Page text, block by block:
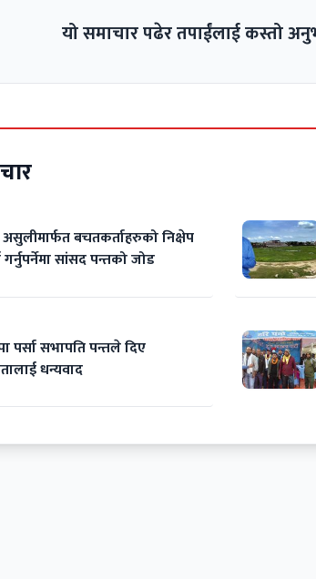
यो समाचार पढेर तपाईंलाई कस्तो
असुलीमार्फत बचतकर्ताहरुको निक्षेप
गर्नुपर्नेमा सांसद पन्तको जोड
पर्सा सभापति पन्तले दिए
धन्यवाद